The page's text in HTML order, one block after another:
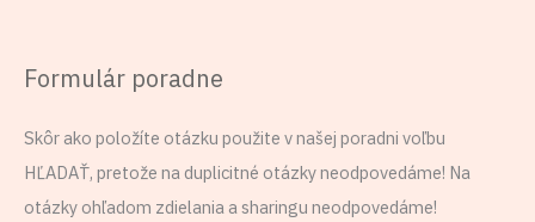
Formulár poradne
Skôr ako položíte otázku použite v našej poradni voľbu
HĽADAŤ, pretože na duplicitné otázky neodpovedáme! Na
otázky ohľadom zdielania a sharingu neodpovedáme!